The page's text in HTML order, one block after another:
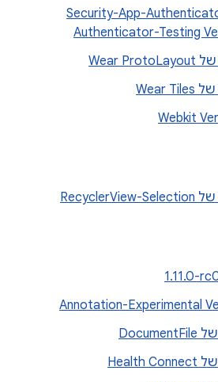
Security-App-
Authenticator-Testing
Webkit
Annotation-Experimental